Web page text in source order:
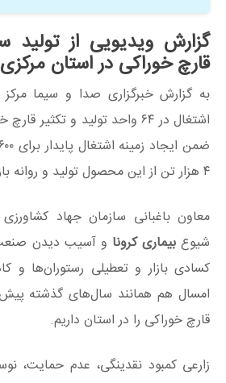
قارچ خوراکی در استان مرکزی
به گزارش خبرگزاری صدا و سیما مرکز
اشتغال در ۶۴ واحد تولید و
۴ هزار تن از این محصول تولید و روانه بازار مصرف می‌شود.
معاون باغبانی سازمان جهاد
شیوعبیماری کرونا و آسیب دیدن
کسادی بازار و تعطیلی رستوران‌ها و
قارچ خوراکی را در استان داریم.
زارعی کمبود نقدینگی، عدم حمایت،